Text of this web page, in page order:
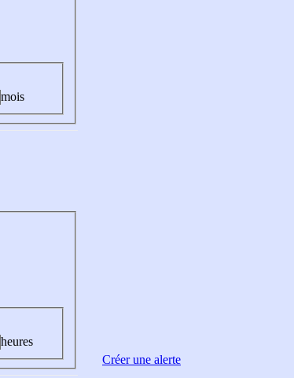
mois
heures
Créer une alerte